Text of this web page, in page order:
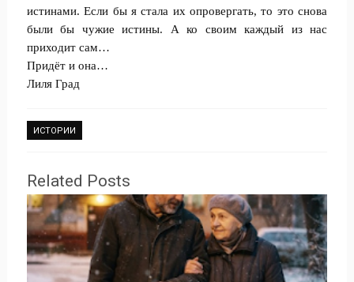
истинами. Если бы я стала их опровергать, то это снова
были бы чужие истины. А ко своим каждый из нас
приходит сам…
Придёт и она…
Лиля Град
ИСТОРИИ
Related Posts